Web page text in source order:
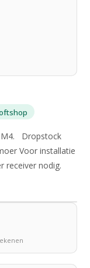
M4. Dropstock
Voor installatie
receiver nodig.